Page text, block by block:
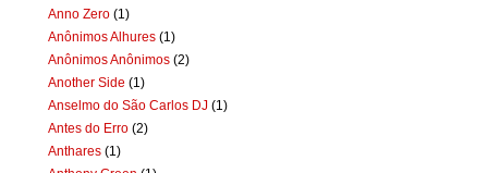
Anno Zero (1)
Anônimos Alhures (1)
Anônimos Anônimos (2)
Another Side (1)
Anselmo do São Carlos DJ (1)
Antes do Erro (2)
Anthares (1)